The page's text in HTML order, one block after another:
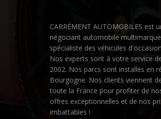
CARRÉMENT AUTOMOBILES est
négociant automobile
spécialiste des véhicules
Nos experts sont à votre service
2002. Nos parcs sont installés en
Bourgogne. Nos clients viennent
toute la France pour profiter de
offres exceptionnelles et de nos
imbattables !